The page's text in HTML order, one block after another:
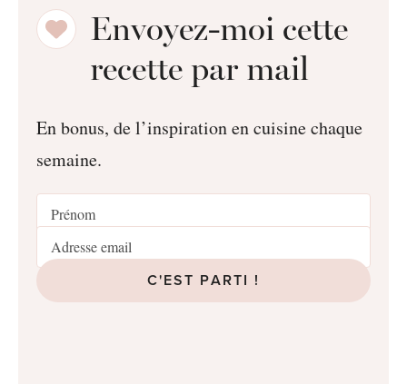
Envoyez-moi cette
recette par mail
En bonus, de l’inspiration en cuisine chaque
semaine.
C'EST PARTI !